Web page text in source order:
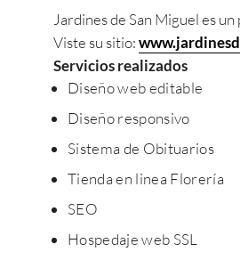
Jardines de San Miguel es
Viste su sitio:
Servicios realizados
Diseño web editable
Diseño responsivo
Sistema de Obituarios
Tienda en linea Florería
SEO
Hospedaje web SSL